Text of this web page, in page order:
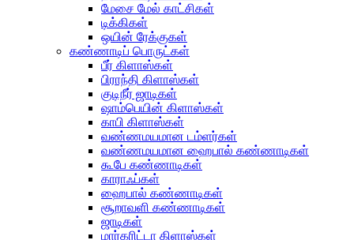
மேசை மேல் காட்சிகள்
டிக்கிகள்
ஒயின் ரேக்குகள்
கண்ணாடிப் பொருட்கள்
பீர் கிளாஸ்கள்
பிராந்தி கிளாஸ்கள்
குடிநீர் ஜாடிகள்
ஷாம்பெயின் கிளாஸ்கள்
காபி கிளாஸ்கள்
வண்ணமயமான டம்ளர்கள்
வண்ணமயமான ஹைபால் கண்ணாடிகள்
கூபே கண்ணாடிகள்
காராஃப்கள்
ஹைபால் கண்ணாடிகள்
சூறாவளி கண்ணாடிகள்
ஜாடிகள்
மார்கரிட்டா கிளாஸ்கள்